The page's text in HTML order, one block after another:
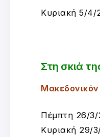
Κυριακή 5/4/
Στη σκιά
Μακεδονικόν
Πέμπτη 26/
Κυριακή 29/